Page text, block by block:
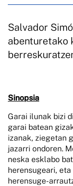
Salvador
abenturetako
Sinopsia
Garai ilunak bizi
garai batean
izanak, ziegetan
jazarri ondoren.
neska esklabo
herensugeari,
herensuge-